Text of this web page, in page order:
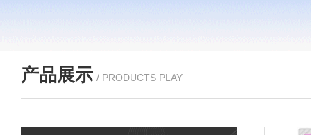
产品展示 / PRODUCTS PLAY